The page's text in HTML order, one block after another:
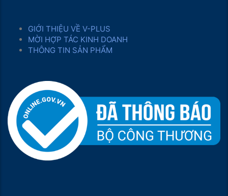
GIỚI THIỆU VỀ V-PLUS
MỜI HỢP TÁC KINH DOANH
THÔNG TIN SẢN PHẨM